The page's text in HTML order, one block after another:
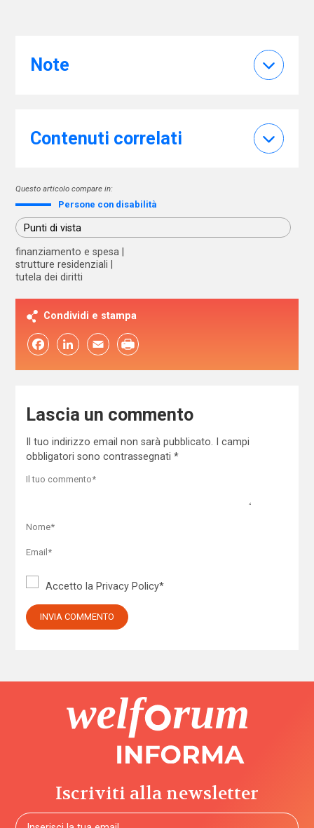
Note
Contenuti correlati
Questo articolo compare in:
Persone con disabilità
Punti di vista
finanziamento e spesa
strutture residenziali
tutela dei diritti
Condividi e stampa
FacebookLinkedIn Email
Lascia un commento
Il tuo indirizzo email non sarà pubblicato.
I campi
obbligatori sono contrassegnati *
Accetto la Privacy Policy*
Iscriviti alla newsletter